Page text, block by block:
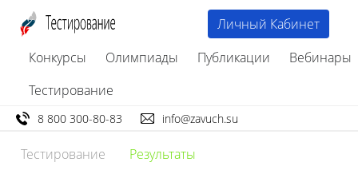
Конкурсы Олимпиады Публикации
Вебинары
Тестирование
Личный Кабинет
8 800 300-80-83 info@zavuch.su
Тестирование Результаты